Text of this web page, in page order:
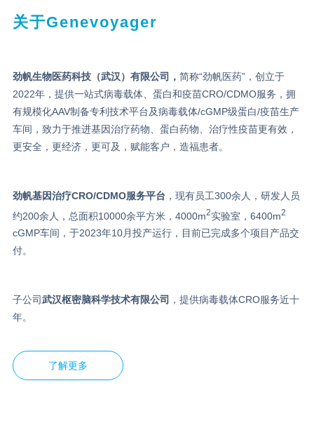
关于Genevoyager
劲帆生物医药科技（武汉）有限公司， 简称“劲帆医药”，创立于
2022年，提供一站式病毒载体、蛋白和疫苗CRO/CDMO服务，拥
有规模化AAV制备专利技术平台及病毒载体/cGMP级蛋白/疫苗生产
车间，致力于推进基因治疗药物、蛋白药物、治疗性疫苗更有效，
更安全，更经济，更可及，赋能客户，造福患者。
劲帆基因治疗CRO/CDMO服务平台 ，现有员工300余人，研发人员
约200余人，总面积10000余平方米，4000m2实验室，6400m2
cGMP车间，于2023年10月投产运行，目前已完成多个项目产品交
付。
子公司武汉枢密脑科学技术有限公司 ，提供病毒载体CRO服务近十
年。
了解更多